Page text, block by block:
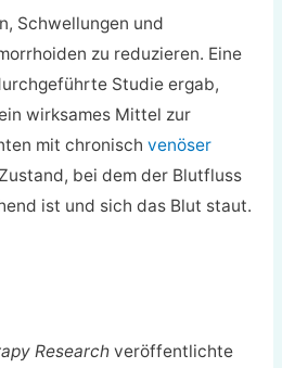
Schwellungen und
zu reduzieren. Eine
Studie ergab,
wirksames Mittel zur
mit chronisch venöser
bei dem der Blutfluss
ist und sich das Blut staut.
Researchveröffentlichte